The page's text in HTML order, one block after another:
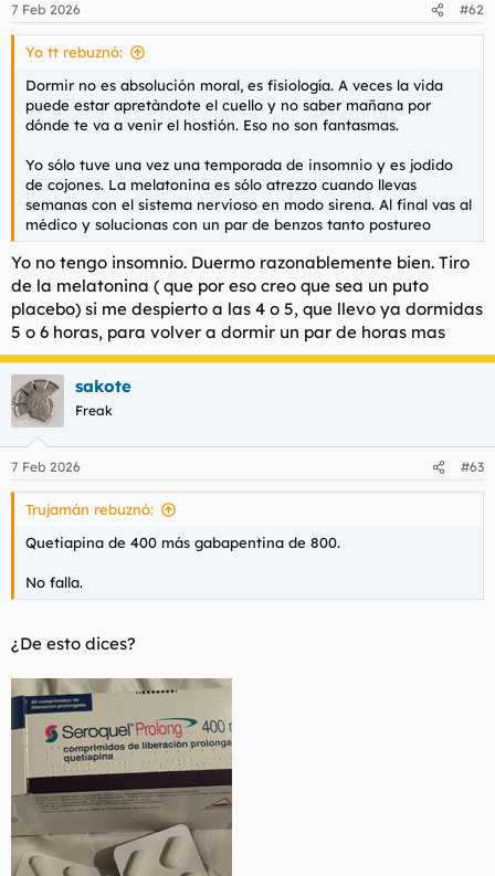
e
s
7 Feb 2026 #62
Yo tt rebuznó:
Dormir no es absolución moral, es fisiología. A veces la vida
puede estar apretàndote el cuello y no saber mañana por
dónde te va a venir el hostión. Eso no son fantasmas.
Yo sólo tuve una vez una temporada de insomnio y es jodido
de cojones. La melatonina es sólo atrezzo cuando llevas
semanas con el sistema nervioso en modo sirena. Al final vas al
médico y solucionas con un par de benzos tanto postureo
Yo no tengo insomnio. Duermo razonablemente bien. Tiro
de la melatonina ( que por eso creo que sea un puto
placebo) si me despierto a las 4 o 5, que llevo ya dormidas
5 o 6 horas, para volver a dormir un par de horas mas
sakote
Freak
7 Feb 2026 #63
Trujamán rebuznó:
Quetiapina de 400 más gabapentina de 800.
No falla.
¿De esto dices?